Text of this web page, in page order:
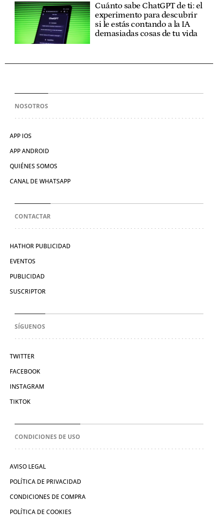
Cuánto sabe ChatGPT de ti: el
experimento para descubrir
si le estás contando a la IA
demasiadas cosas de tu vida
NOSOTROS
APP IOS
APP ANDROID
QUIÉNES SOMOS
CANAL DE WHATSAPP
CONTACTAR
HATHOR PUBLICIDAD
EVENTOS
PUBLICIDAD
SUSCRIPTOR
SÍGUENOS
TWITTER
FACEBOOK
INSTAGRAM
TIKTOK
CONDICIONES DE USO
AVISO LEGAL
POLÍTICA DE PRIVACIDAD
CONDICIONES DE COMPRA
POLÍTICA DE COOKIES